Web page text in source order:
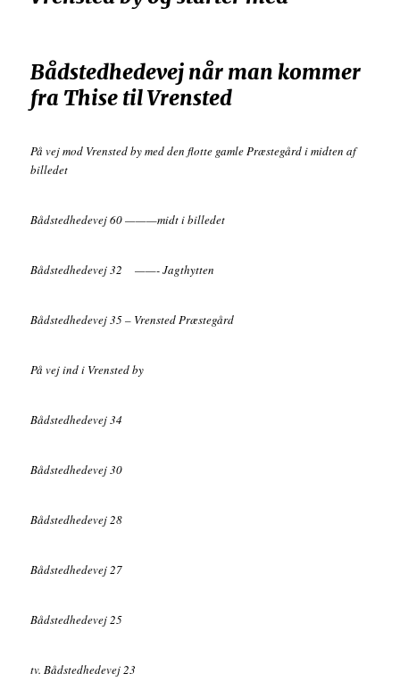
Bådstedhedevej når man kommer
fra Thise til Vrensted
På vej mod Vrensted by med den flotte gamle Præstegård i midten af
billedet
Bådstedhedevej 60 ———midt i billedet
Bådstedhedevej 32 ——- Jagthytten
Bådstedhedevej 35 – Vrensted Præstegård
På vej ind i Vrensted by
Bådstedhedevej 34
Bådstedhedevej 30
Bådstedhedevej 28
Bådstedhedevej 27
Bådstedhedevej 25
tv. Bådstedhedevej 23